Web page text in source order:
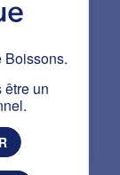
majeures.
?
Boissons.
être un